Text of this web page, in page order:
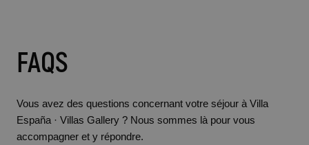
FAQS
Vous avez des questions concernant votre séjour à Villa
España · Villas Gallery ? Nous sommes là pour vous
accompagner et y répondre.